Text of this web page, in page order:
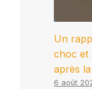
Un
choc et
après
6 août